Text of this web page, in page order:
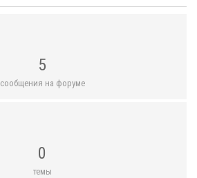
5
сообщения на форуме
0
темы